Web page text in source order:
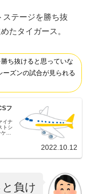
ステージを勝ち抜
たタイガース。
ち抜けると思っていな
ズンの試合が見られる
フ
イナ
トシ
ル
2022.10.12
負け